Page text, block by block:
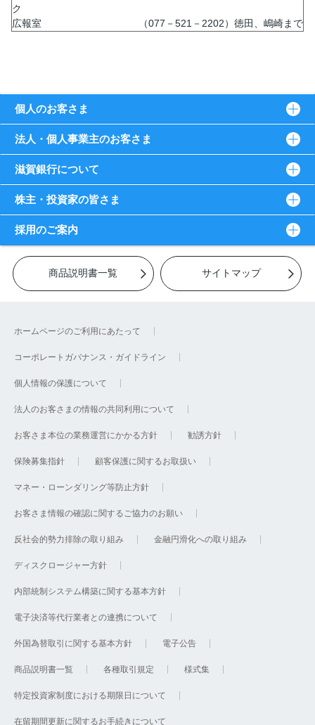
ク
広報室 （077－521－2202） 徳田、嶋崎まで
個人のお客さま
法人・個人事業主のお客さま
滋賀銀行について
株主・投資家の皆さま
採用のご案内
商品説明書一覧 サイトマップ
ホームページのご利用にあたって
コーポレートガバナンス・ガイドライン
個人情報の保護について
法人のお客さまの情報の共同利用について
お客さま本位の業務運営にかかる方針 勧誘方針
保険募集指針 顧客保護に関するお取扱い
マネー・ローンダリング等防止方針
お客さま情報の確認に関するご協力のお願い
反社会的勢力排除の取り組み 金融円滑化への取り組み
ディスクロージャー方針
内部統制システム構築に関する基本方針
電子決済等代行業者との連携について
外国為替取引に関する基本方針 電子公告
商品説明書一覧 各種取引規定 様式集
特定投資家制度における期限日について
在留期間更新に関するお手続きについて